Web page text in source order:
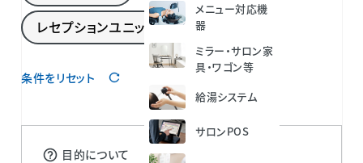
メニュー対応機
器
ミラー・サロン家
具・ワゴン等
給湯システム
サロンPOS
レセプションユニット
条件をリセット
目的について